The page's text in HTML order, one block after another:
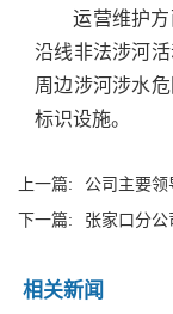
运营维护
沿线非法涉河
周边涉河涉水
标识设施。
上一篇:
公司主要领
下一篇:
张家口分公
相关新闻